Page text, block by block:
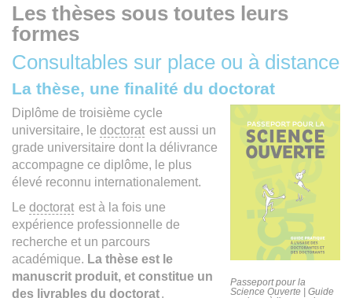
Les thèses sous toutes leurs
formes
Consultables sur place ou à distance
La thèse, une finalité du doctorat
Passeport pour la
Science Ouverte | Guide
Diplôme de troisième cycle
universitaire, le doctorat est aussi un
grade universitaire dont la délivrance
accompagne ce diplôme, le plus
élevé reconnu internationalement.
Le doctorat est à la fois une
expérience professionnelle de
recherche et un parcours
académique. La thèse est le
manuscrit produit, et constitue un
des livrables du doctorat.